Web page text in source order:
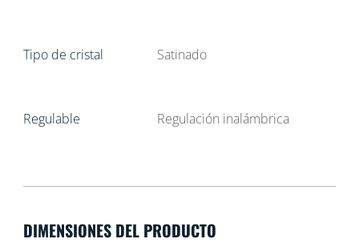
Tipo de cristal Satinado
Regulable Regulación inalámbrica
DIMENSIONES DEL PRODUCTO